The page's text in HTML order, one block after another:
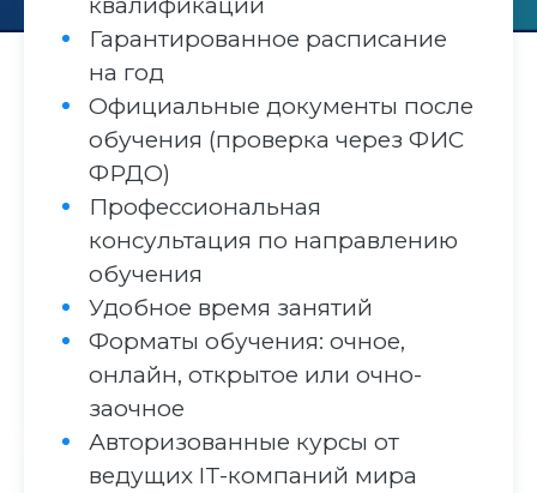
Гарантированное расписание
на год
Официальные документы после
обучения (проверка через ФИС
ФРДО)
Профессиональная
консультация по направлению
обучения
Удобное время занятий
Форматы обучения: очное,
онлайн, открытое или очно-
заочное
Авторизованные курсы от
ведущих IT-компаний мира